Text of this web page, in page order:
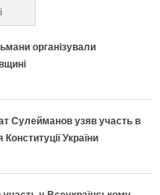
організували
Сулейманов узяв участь в
України